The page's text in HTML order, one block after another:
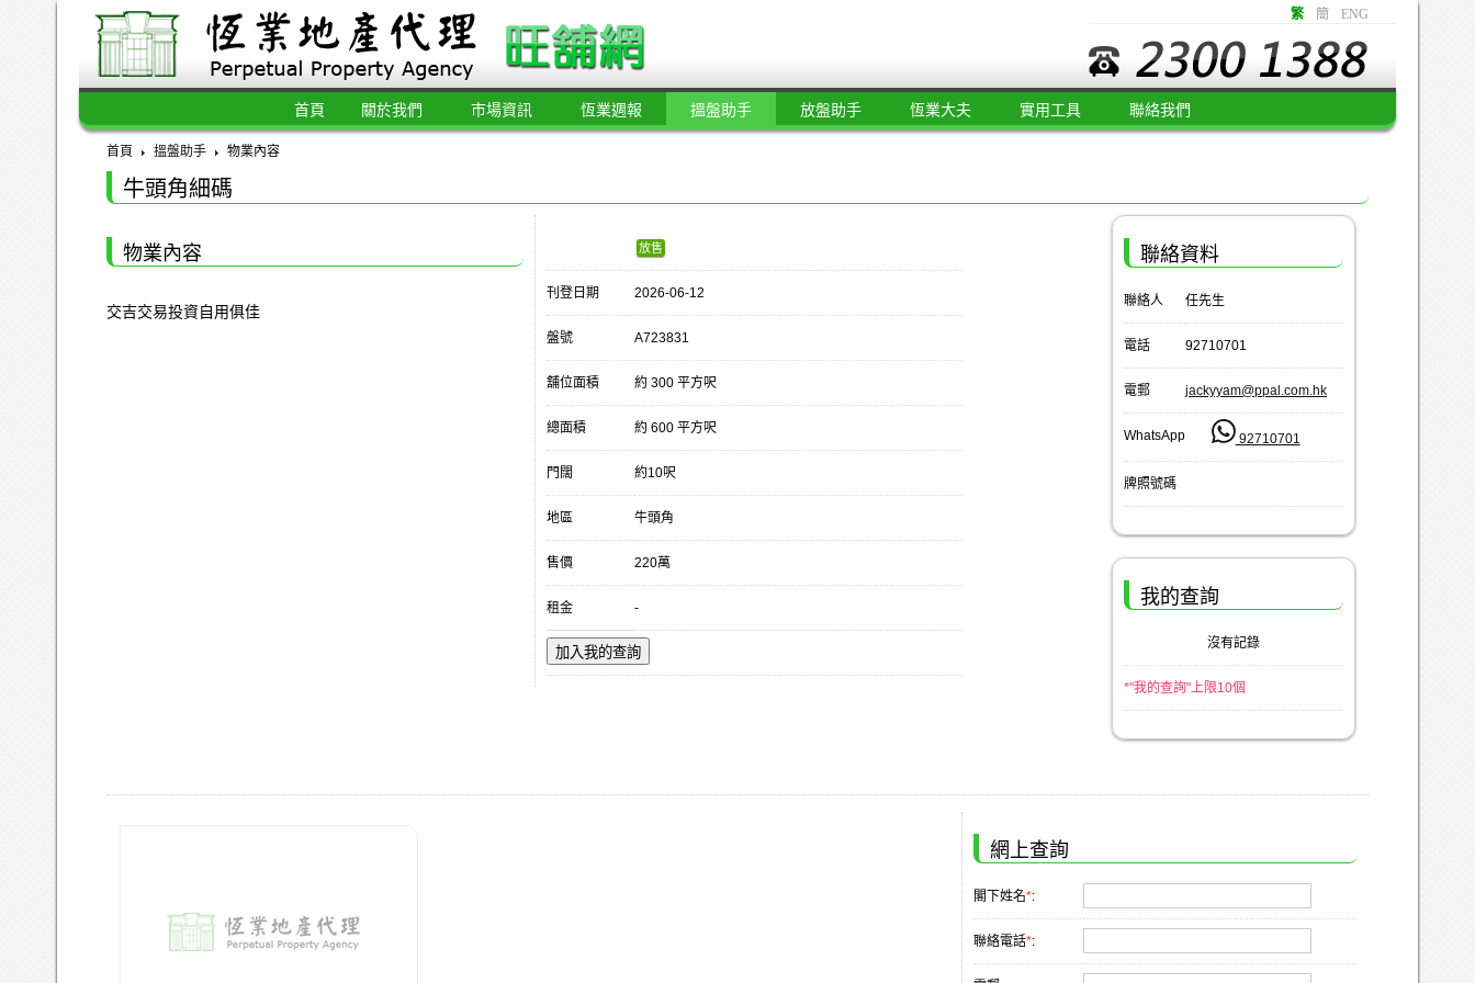
繁 簡 ENG
首頁 關於我們 市場資訊 恆業週報 搵盤助手 放盤助手 恆業大夫 實用工具 聯絡我們
首頁 搵盤助手 物業內容
牛頭角細碼
物業內容
交吉交易投資自用俱佳
放售
刊登日期 2026-06-12
盤號 A723831
舖位面積 約 300 平方呎
總面積 約 600 平方呎
門闊 約10呎
地區 牛頭角
售價 220萬
租金 -
加入我的查詢
聯絡資料
聯絡人 任先生
電話 92710701
電郵 jackyyam@ppal.com.hk
WhatsApp 92710701
牌照號碼
我的查詢
沒有記錄
*"我的查詢"上限10個
網上查詢
閣下姓名*:
聯絡電話*: